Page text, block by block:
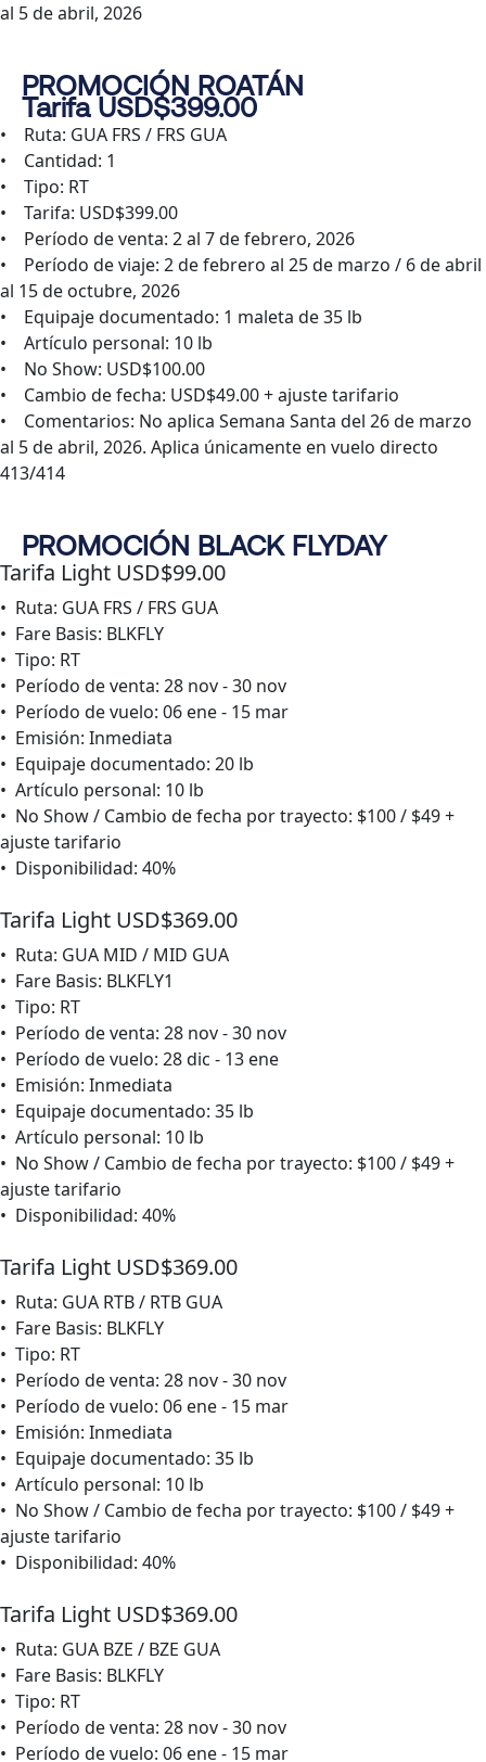
al 5 de abril, 2026
PROMOCIÓN ROATÁN
Tarifa USD$399.00
• Ruta: GUA FRS / FRS GUA
• Cantidad: 1
• Tipo: RT
• Tarifa: USD$399.00
• Período de venta: 2 al 7 de febrero, 2026
• Período de viaje: 2 de febrero al 25 de marzo / 6 de abril
al 15 de octubre, 2026
• Equipaje documentado: 1 maleta de 35 lb
• Artículo personal: 10 lb
• No Show: USD$100.00
• Cambio de fecha: USD$49.00 + ajuste tarifario
• Comentarios: No aplica Semana Santa del 26 de marzo
al 5 de abril, 2026. Aplica únicamente en vuelo directo
413/414
PROMOCIÓN BLACK FLYDAY
Tarifa Light USD$99.00
• Ruta: GUA FRS / FRS GUA
• Fare Basis: BLKFLY
• Tipo: RT
• Período de venta: 28 nov - 30 nov
• Período de vuelo: 06 ene - 15 mar
• Emisión: Inmediata
• Equipaje documentado: 20 lb
• Artículo personal: 10 lb
• No Show / Cambio de fecha por trayecto: $100 / $49 +
ajuste tarifario
• Disponibilidad: 40%
Tarifa Light USD$369.00
• Ruta: GUA MID / MID GUA
• Fare Basis: BLKFLY1
• Tipo: RT
• Período de venta: 28 nov - 30 nov
• Período de vuelo: 28 dic - 13 ene
• Emisión: Inmediata
• Equipaje documentado: 35 lb
• Artículo personal: 10 lb
• No Show / Cambio de fecha por trayecto: $100 / $49 +
ajuste tarifario
• Disponibilidad: 40%
Tarifa Light USD$369.00
• Ruta: GUA RTB / RTB GUA
• Fare Basis: BLKFLY
• Tipo: RT
• Período de venta: 28 nov - 30 nov
• Período de vuelo: 06 ene - 15 mar
• Emisión: Inmediata
• Equipaje documentado: 35 lb
• Artículo personal: 10 lb
• No Show / Cambio de fecha por trayecto: $100 / $49 +
ajuste tarifario
• Disponibilidad: 40%
Tarifa Light USD$369.00
• Ruta: GUA BZE / BZE GUA
• Fare Basis: BLKFLY
• Tipo: RT
• Período de venta: 28 nov - 30 nov
• Período de vuelo: 06 ene - 15 mar